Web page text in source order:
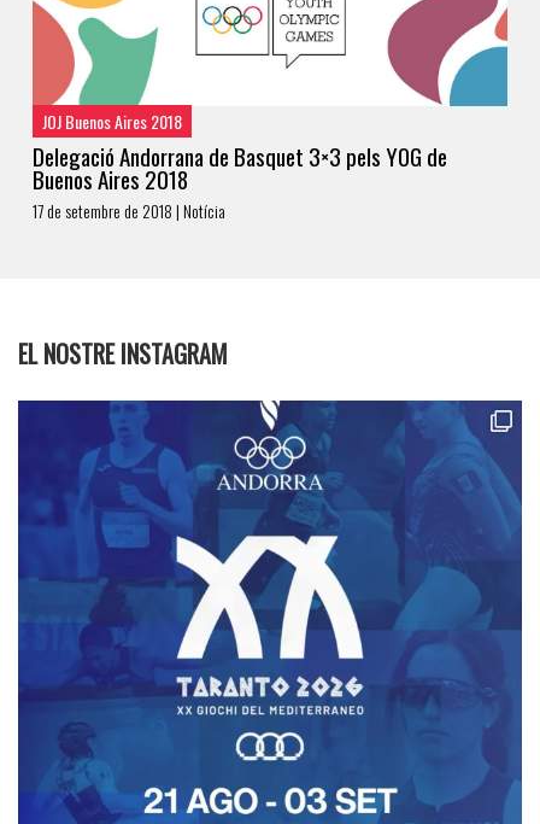
JOJ Buenos Aires 2018
Delegació Andorrana de Basquet 3×3 pels YOG de
Buenos Aires 2018
17 de setembre de 2018 | Notícia
EL NOSTRE INSTAGRAM